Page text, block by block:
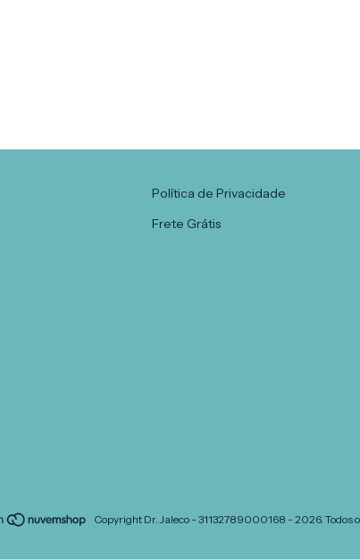
Política de Privacidade
Frete Grátis
Copyright Dr. Jaleco - 31132789000168 - 2026. Todos